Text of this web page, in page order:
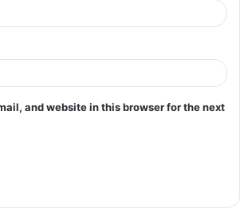
and website in this browser for the next